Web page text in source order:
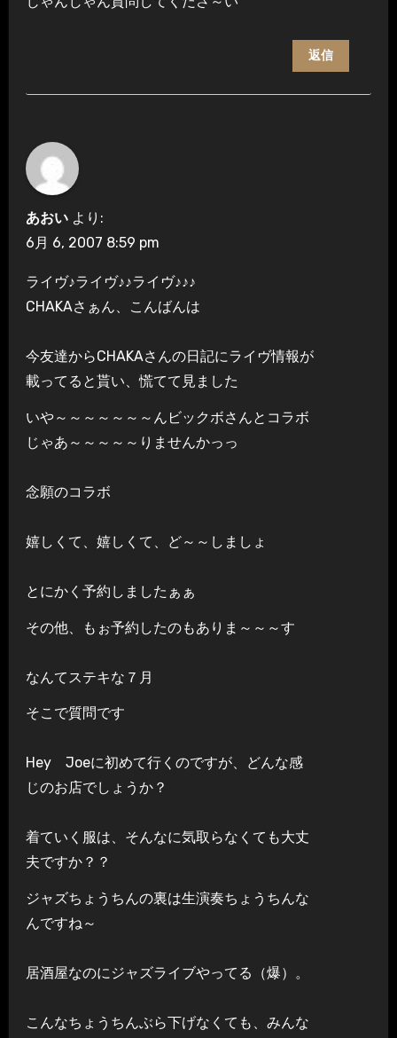
返信
あおい より:
6月 6, 2007 8:59 pm
ライヴ♪ライヴ♪♪ライヴ♪♪♪
CHAKAさぁん、こんばんは
今友達からCHAKAさんの日記にライヴ情報が
載ってると貰い、慌てて見ました
いや～～～～～～～んビックボさんとコラボ
じゃあ～～～～～りませんかっっ
念願のコラボ
嬉しくて、嬉しくて、ど～～しましょ
とにかく予約しましたぁぁ
その他、もぉ予約したのもありま～～～す
なんてステキな７月
そこで質問です
Hey Joeに初めて行くのですが、どんな感
じのお店でしょうか？
着ていく服は、そんなに気取らなくても大丈
夫ですか？？
ジャズちょうちんの裏は生演奏ちょうちんな
んですね～
居酒屋なのにジャズライブやってる（爆）。
こんなちょうちんぶら下げなくても、みんな